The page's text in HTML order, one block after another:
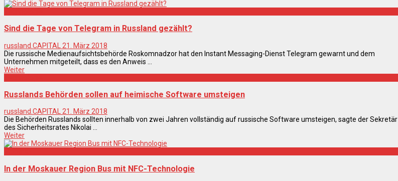
Sind die Tage von Telegram in Russland gezählt?
russland.CAPITAL 21. März 2018
Die russische Medienaufsichtsbehörde Roskomnadzor hat den Instant Messaging-Dienst Telegram gewarnt und dem
Unternehmen mitgeteilt, dass es den Anweis ...
Weiter
Russlands Behörden sollen auf heimische Software umsteigen
russland.CAPITAL21. März 2018
Die Behörden Russlands sollten innerhalb von zwei Jahren vollständig auf russische Software umsteigen, sagte der Sekretär
des Sicherheitsrates Nikolai ...
Weiter
In der Moskauer Region Bus mit NFC-Technologie